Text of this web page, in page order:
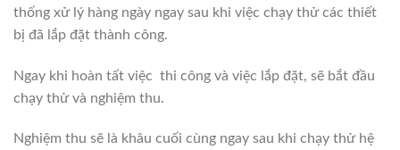
thống xử lý hàng ngày ngay sau khi việc chạy thử các thiết
bị đã lắp đặt thành công.
Ngay khi hoàn tất việc thi công và việc lắp đặt, sẽ bắt đầu
chạy thử và nghiệm thu.
Nghiệm thu sẽ là khâu cuối cùng ngay sau khi chạy thử hệ